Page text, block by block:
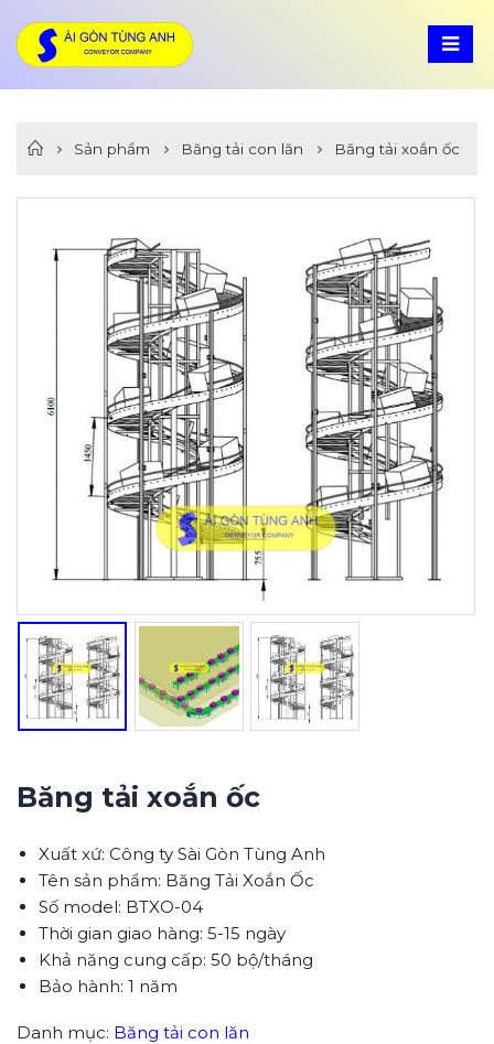
Sản phẩm Băng tải con lăn Băng tải xoắn ốc
Băng tải xoắn ốc
Xuất xứ: Công ty Sài Gòn Tùng Anh
Tên sản phẩm: Băng Tải Xoắn Ốc
Số model: BTXO-04
Thời gian giao hàng: 5-15 ngày
Khả năng cung cấp: 50 bộ/tháng
Bảo hành: 1 năm
Danh mục: Băng tải con lăn